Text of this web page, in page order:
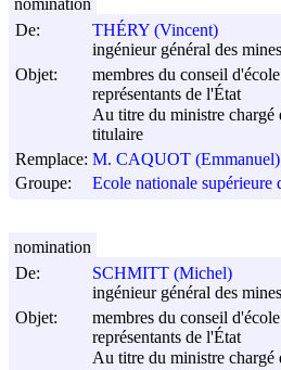
De:
THÉRY (Vincent)
ingénieur général des
Objet:
membres du conseil
représentants de l'État
Au titre du ministre chargé
titulaire
Remplace: M. CAQUOT (Emmanuel)
Groupe:
Ecole nationale supérieure
De:
SCHMITT (Michel)
ingénieur général des
Objet:
membres du conseil
représentants de l'État
Au titre du ministre chargé
nomination